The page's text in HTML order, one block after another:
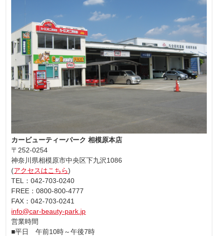
カービューティーパーク 相模原本店
〒252-0254
神奈川県相模原市中央区下九沢1086
(アクセスはこちら)
TEL：042-703-0240
FREE：0800-800-4777
FAX：042-703-0241
info@car-beauty-park.jp
営業時間
■平日 午前10時～午後7時